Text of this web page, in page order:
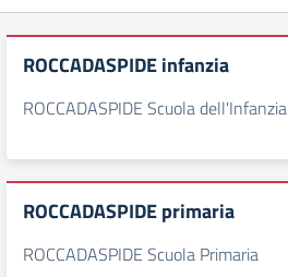
ROCCADASPIDE infanzia
ROCCADASPIDE Scuola dell'Infanzia
ROCCADASPIDE primaria
ROCCADASPIDE Scuola Primaria